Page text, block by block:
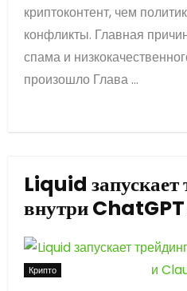
криптоконтент, чем
конфликты. Главная
спама и
произошло Глава ...
Liquid запускает
внутри
Крипто